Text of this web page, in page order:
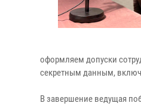
оформляем допуски
секретным данным,
В завершение ведущая